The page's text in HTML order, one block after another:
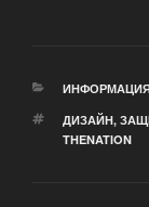
РУБРИКИ
МЕТКИ
ДИЗАЙН,
THENATION